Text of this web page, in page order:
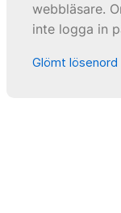
webbläsare.
inte logga in
Glömt lösenord